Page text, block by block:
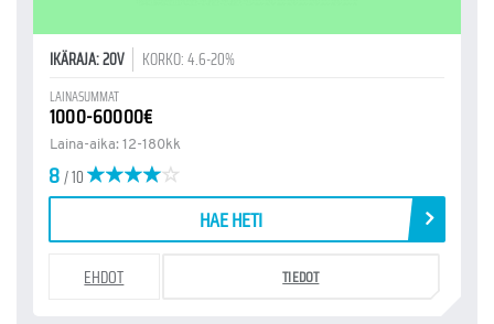
IKÄRAJA: 20V KORKO: 4.6-20%
LAINASUMMAT
1000-60000€
Laina-aika: 12-180kk
8/ 10
HAE HETI
EHDOT TIEDOT